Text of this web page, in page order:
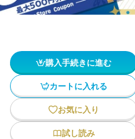
購入手続きに進む
カートに入れる
お気に入り
試し読み